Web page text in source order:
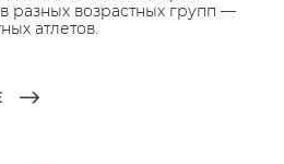
разных возрастных групп —
атлетов.